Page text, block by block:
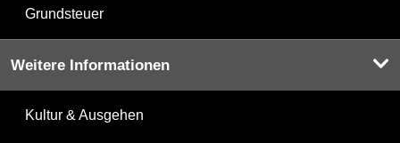
Grundsteuer
Weitere Informationen
Kultur & Ausgehen